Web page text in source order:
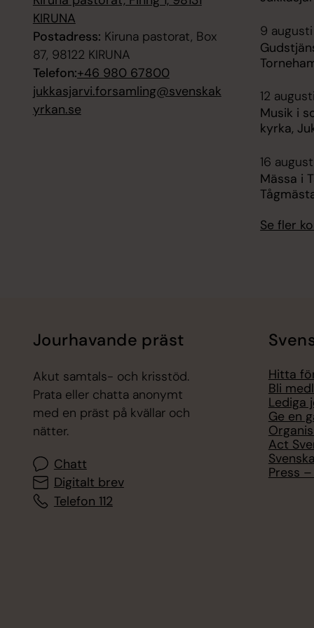
KIRUNA
Postadress: Kiruna pastorat, Box
87, 98122 KIRUNA
Telefon:+46 980 67800
jukkasjarvi.forsamling@svenskak
yrkan.se
9 augusti
12
Musik i
kyrka,
16
Mässa i
Se fler
Jourhavande präst
Akut samtals- och krisstöd.
Prata eller chatta anonymt
med en präst på kvällar och
nätter.
Chatt
Digitalt brev
Telefon 112
Hitta
Bli
Lediga
Ge en
Act
Press